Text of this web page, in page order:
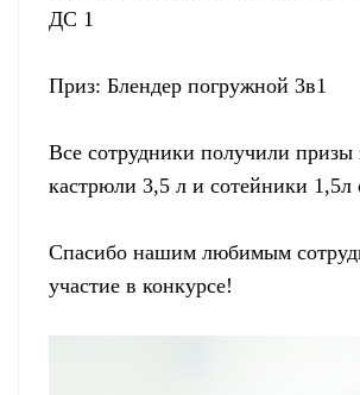
ДС 1
Приз: Блендер погружной 3в1
Все сотрудники получили призы
кастрюли 3,5 л и сотейники 1,5л
Спасибо нашим любимым
участие в конкурсе!